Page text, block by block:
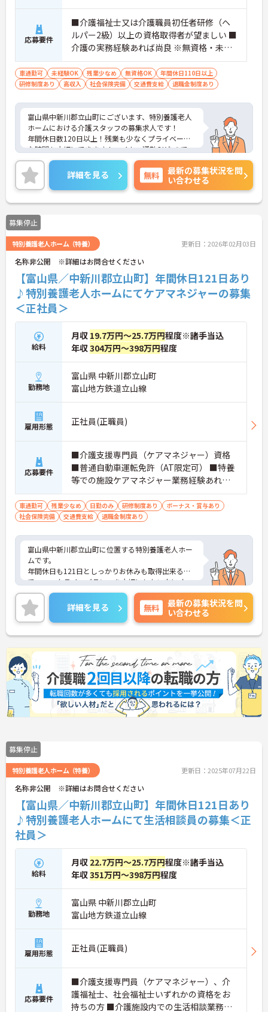
応募要件
■介護福祉士又は介護職員初任者研修（ヘ
ルパー2級）以上の資格取得者が望ましい ■
介護の実務経験あれば尚良 ※無資格・未経
験応相談
車通勤可 未経験OK 残業少なめ 無資格OK
年間休日110日以上
研修制度あり
高収入 社会保険完備 交通費支給 退職金制度あり
富山県中新川郡立山町にございます、特別養護老人
ホームにおける介護スタッフの募集求人です！
年間休日数120日以上！残業も少なくプライベート
な時間も大切にできます！マイカー通勤OKなので、
通勤も楽々です♪
ご興味ある方には、面接のポイントなど、さらに詳
細をお話致しますのでお気軽にご相談ください。
詳細を見る 無料
最新の募集状況を問
い合わせる
募集停止
特別養護老人ホーム（特養） 更新日：2026年02月03日
名称非公開 ※詳細はお問合せください
【富山県／中新川郡立山町】年間休日121日あり
♪特別養護老人ホームにてケアマネジャーの募集
＜正社員＞
給料
月収 19.7万円～25.7万円程度※諸手当込
年収304万円～398万円程度
勤務地
富山県 中新川郡立山町
富山地方鉄道立山線
雇用形態 正社員(正職員)
応募要件
■介護支援専門員（ケアマネジャー）資格
■普通自動車運転免許（AT限定可） ■特養
等での施設ケアマネジャー業務経験あれば
尚可 ■介護福祉士あれば尚可
車通勤可 残業少なめ 日勤のみ 研修制度あり
ボーナス・賞与あり
社会保険完備
交通費支給 退職金制度あり
富山県中新川郡立山町に位置する特別養護老人ホー
ムです。
年間休日も121日としっかりお休みも取得出来るの
で、ワークライフバランスを大切にしたい方にオス
スメです。
賞与は年2回、計3.60ヶ月分の支給実績があり、ス
タッフの頑張りをきちんと還元！
ご興味をお持ちの方はお気軽にお問い合わせくださ
い。
詳細を見る 無料
最新の募集状況を問
い合わせる
募集停止
特別養護老人ホーム（特養） 更新日：2025年07月22日
名称非公開 ※詳細はお問合せください
【富山県／中新川郡立山町】年間休日121日あり
♪特別養護老人ホームにて生活相談員の募集＜正
社員＞
給料
月収 22.7万円～25.7万円程度※諸手当込
年収351万円～398万円程度
勤務地
富山県 中新川郡立山町
富山地方鉄道立山線
雇用形態 正社員(正職員)
応募要件
■介護支援専門員（ケアマネジャー）、介
護福祉士、社会福祉士いずれかの資格をお
持ちの方 ■介護施設内での生活相談業務経